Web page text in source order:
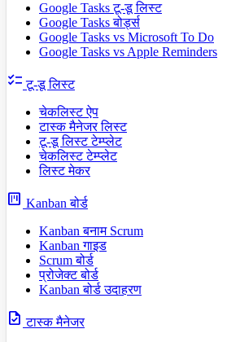
Google Tasks टू-डू लिस्ट
Google Tasks बोर्ड्स
Google Tasks vs Microsoft To Do
Google Tasks vs Apple Reminders
checklist टू-डू लिस्ट
चेकलिस्ट ऐप
टास्क मैनेजर लिस्ट
टू-डू लिस्ट टेम्प्लेट
चेकलिस्ट टेम्प्लेट
लिस्ट मेकर
view_kanban Kanban बोर्ड
Kanban बनाम Scrum
Kanban गाइड
Scrum बोर्ड
प्रोजेक्ट बोर्ड
Kanban बोर्ड उदाहरण
task टास्क मैनेजर